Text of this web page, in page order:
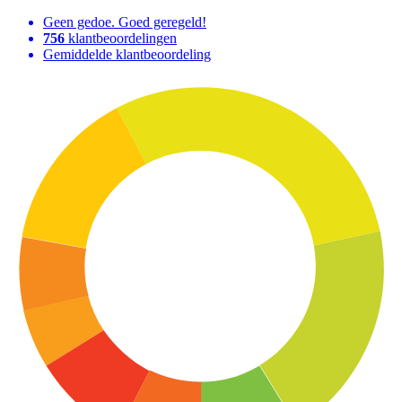
Geen gedoe. Goed geregeld!
756 klantbeoordelingen
Gemiddelde klantbeoordeling